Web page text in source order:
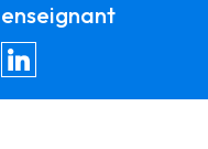
enseignant